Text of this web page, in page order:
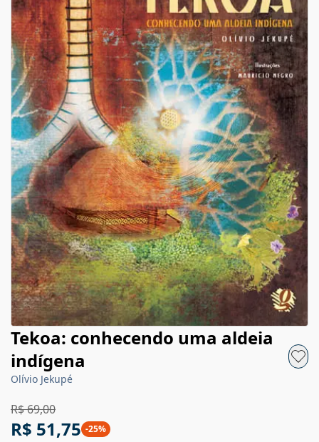
Tekoa: conhecendo uma aldeia
indígena
Olívio Jekupé
R$ 69,00
R$ 51,75 -25%